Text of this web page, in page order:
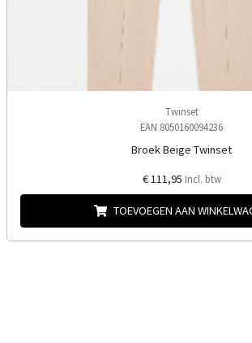
Twinset
EAN 8050160094236
Broek Beige Twinset
€ 111,95 Incl. btw
TOEVOEGEN AAN